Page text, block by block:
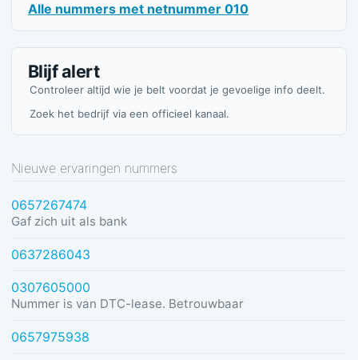
Alle nummers met netnummer 010
Blijf alert
Controleer altijd wie je belt voordat je gevoelige info deelt.
Zoek het bedrijf via een officieel kanaal.
Nieuwe ervaringen nummers
0657267474
Gaf zich uit als bank
0637286043
0307605000
Nummer is van DTC-lease. Betrouwbaar
0657975938